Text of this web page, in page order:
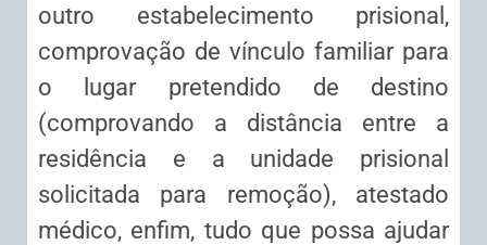
outro estabelecimento prisional,
comprovação de vínculo familiar para
o lugar pretendido de destino
(comprovando a distância entre a
residência e a unidade prisional
solicitada para remoção), atestado
médico, enfim, tudo que possa ajudar